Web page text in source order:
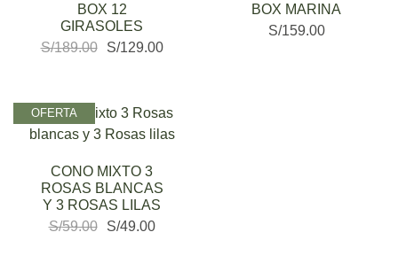
BOX 12
GIRASOLES
S/189.00 S/129.00
BOX MARINA
S/159.00
OFERTA
CONO MIXTO 3
ROSAS BLANCAS
Y 3 ROSAS LILAS
S/59.00 S/49.00